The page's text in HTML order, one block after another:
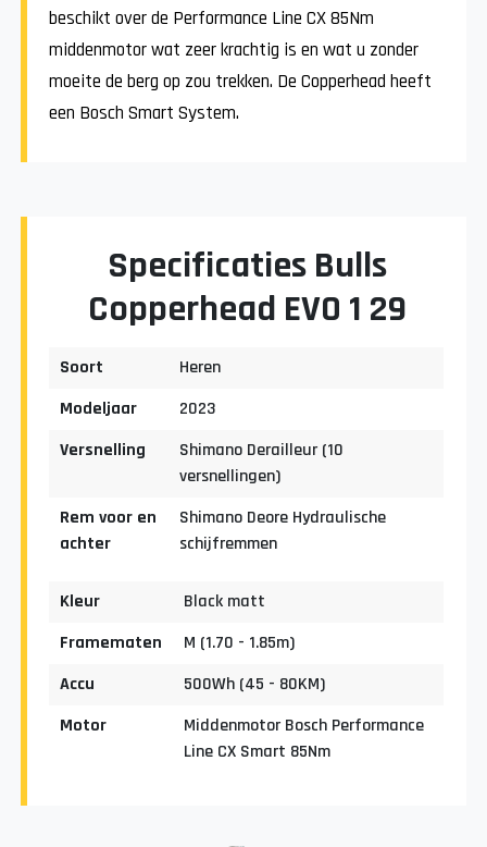
beschikt over de Performance Line CX 85Nm
middenmotor wat zeer krachtig is en wat u zonder
moeite de berg op zou trekken. De Copperhead heeft
een Bosch Smart System.
Specificaties Bulls
Copperhead EVO 1 29
Soort
Heren
Modeljaar
2023
Versnelling
Shimano Derailleur (10
versnellingen)
Rem voor en
achter
Shimano Deore Hydraulische
schijfremmen
Kleur
Black matt
Framematen
M (1.70 - 1.85m)
Accu
500Wh (45 - 80KM)
Motor
Middenmotor Bosch Performance
Line CX Smart 85Nm